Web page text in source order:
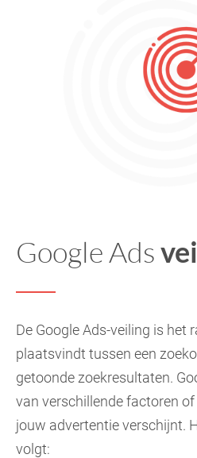
Google Ads
De Google Ads-veiling is het
plaatsvindt tussen een
getoonde zoekresultaten.
van verschillende factoren
jouw advertentie verschijnt.
volgt: